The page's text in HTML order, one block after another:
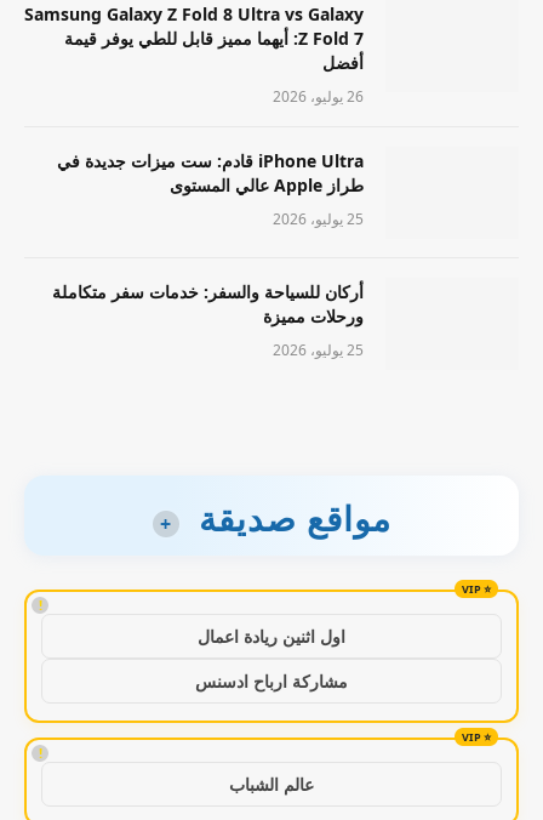
Samsung Galaxy Z Fold 8 Ultra vs Galaxy
Z Fold 7: أيهما مميز قابل للطي يوفر قيمة
أفضل
26 يوليو، 2026
iPhone Ultra قادم: ست ميزات جديدة في
طراز Apple عالي المستوى
25 يوليو، 2026
أركان للسياحة والسفر: خدمات سفر متكاملة
ورحلات مميزة
25 يوليو، 2026
مواقع صديقة +
!
اول اثنين ريادة اعمال
مشاركة ارباح ادسنس
!
عالم الشباب